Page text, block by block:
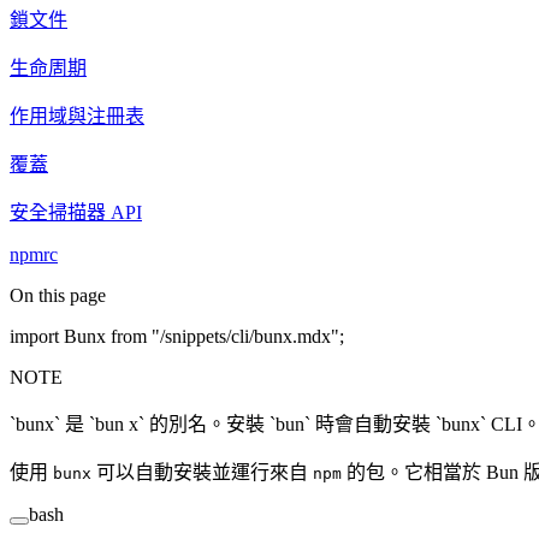
鎖文件
生命周期
作用域與注冊表
覆蓋
安全掃描器 API
npmrc
On this page
import Bunx from "/snippets/cli/bunx.mdx";
NOTE
`bunx` 是 `bun x` 的別名。安裝 `bun` 時會自動安裝 `bunx` CLI。
使用 bunx 可以自動安裝並運行來自 npm 的包。它相當於 Bun
bash